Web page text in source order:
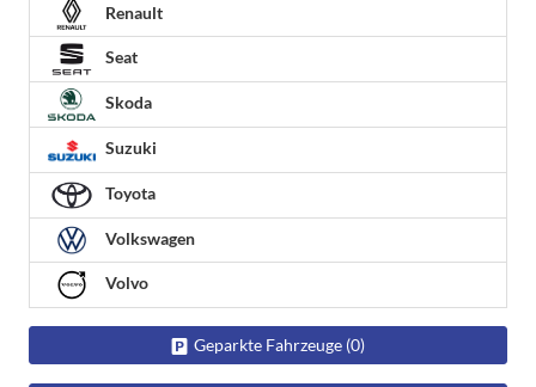
Renault
Seat
Skoda
Suzuki
Toyota
Volkswagen
Volvo
Geparkte Fahrzeuge (0)